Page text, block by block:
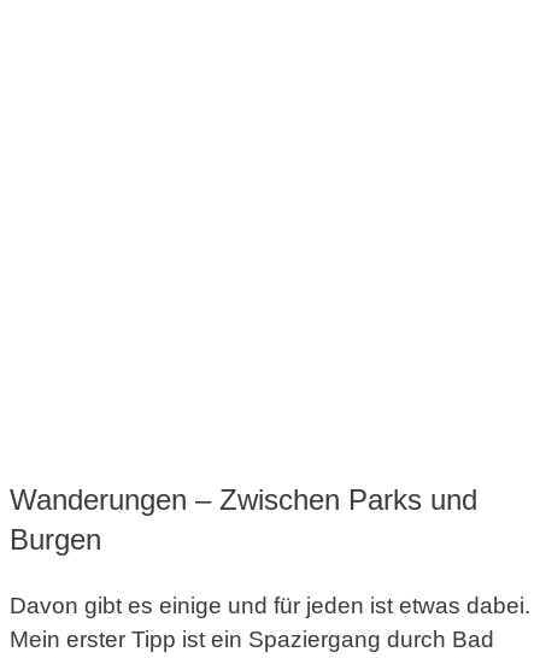
Wanderungen – Zwischen Parks und
Burgen
Davon gibt es einige und für jeden ist etwas dabei.
Mein erster Tipp ist ein Spaziergang durch Bad